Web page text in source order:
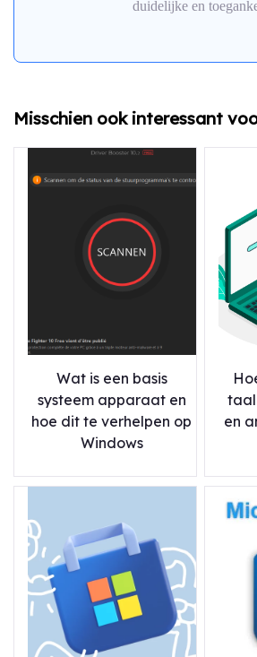
duidelijke en
Misschien ook interessant
Wat is een basis
systeem apparaat en
hoe dit te verhelpen op
Windows
taal
en